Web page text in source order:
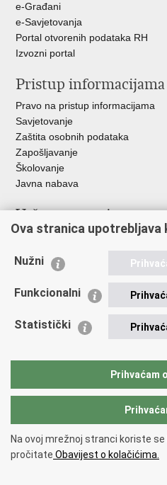
e-Građani
e-Savjetovanja
Portal otvorenih podataka RH
Izvozni portal
Pristup informacijama
Pravo na pristup informacijama
Savjetovanje
Zaštita osobnih podataka
Zapošljavanje
Školovanje
Javna nabava
Važne poveznice
Ministarstvo unutarnjih poslova
Udruge
Policijska akademija
Zaklada policijske solidarnosti
Vučetić"
Copyright © 2026 Policijska uprava
pristupačnosti.
Ova stranica upotrebljava
Nužni
Funkcionalni
Statistički
Prihvaćam
Na ovoj mrežnoj stranci koriste
pročitate Obavijest o kolačićima.